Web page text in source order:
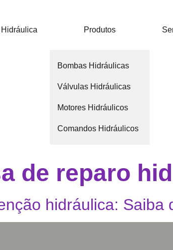
Hidráulica Produtos
Bombas Hidráulicas
Válvulas Hidráulicas
Motores Hidráulicos
Comandos Hidráulicos
de reparo
hidráulica: Saiba